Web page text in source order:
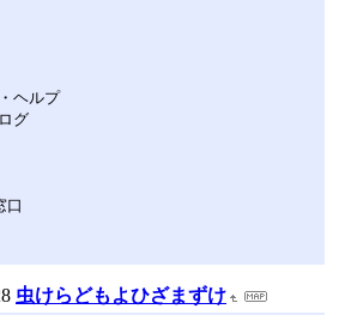
ヘルプ
グ
口
虫けらどもよひざまずけ